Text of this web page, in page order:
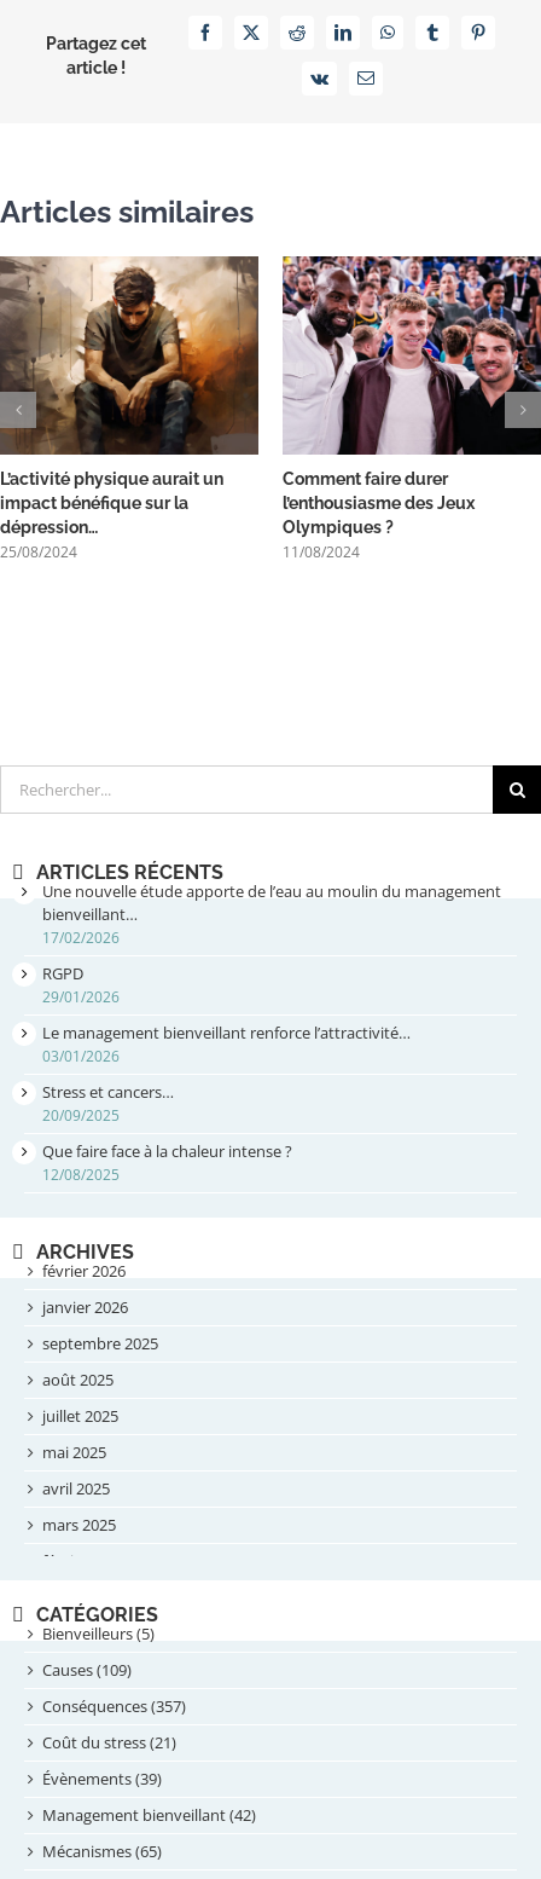
Partagez cet
article !
Facebook
X RedditLinkedInWhatsAppTumblrPinterest
Vk Email
Articles similaires
L’activité physique aurait un
impact bénéfique sur la
dépression…
25/08/2024
Comment faire durer
l’enthousiasme des Jeux
Olympiques ?
11/08/2024
Rechercher
ARTICLES RÉCENTS
Une nouvelle étude apporte de l’eau au moulin du management
bienveillant…
17/02/2026
RGPD
29/01/2026
Le management bienveillant renforce l’attractivité…
03/01/2026
Stress et cancers…
20/09/2025
Que faire face à la chaleur intense ?
12/08/2025
ARCHIVES
février 2026
janvier 2026
septembre 2025
août 2025
juillet 2025
mai 2025
avril 2025
mars 2025
février 2025
septembre 2024
août 2024
juillet 2024
juin 2024
mai 2024
avril 2024
février 2024
CATÉGORIES
Bienveilleurs (5)
Causes (109)
Conséquences (357)
Coût du stress (21)
Évènements (39)
Management bienveillant (42)
Mécanismes (65)